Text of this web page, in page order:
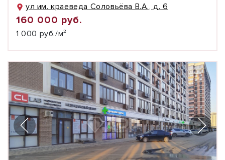
ул им. краеведа Соловьёва В.А., д. 6
160 000 руб.
1 000 руб./м²